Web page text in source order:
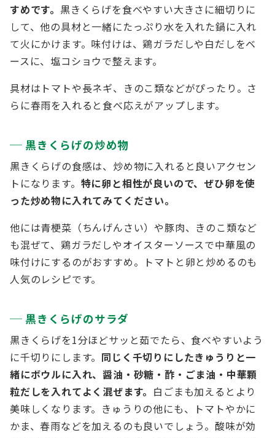
すめです。 黒きくらげを食べやすい大きさに細切りに
して、他の具材と一緒にたっぷり水を入れた鍋に入れ
て火にかけます。味付けは、鶏ガラだしや白だしをベ
ースに、塩コショウで整えます。
具材はトマトや長ネギ、きのこ類などがぴったり。さ
らに春雨を入れると食べ応えがアップします。
黒きくらげの炒め物
黒きくらげの食感は、炒め物に入れると良いアクセン
トになります。 特に卵と相性が良いので、ぜひ卵を使
った炒め物に入れてみてください。
他には青梗菜（ちんげんさい）や豚肉、きのこ類など
も混ぜて、鶏ガラだしやオイスターソースで中華風の
味付けにするのがおすすめ。トマトと卵と炒めるのも
人気のレシピです。
黒きくらげのサラダ
黒きくらげを1分ほどサッと茹でたら、食べやすいよう
に千切りにします。 同じく千切りにしたきゅうりと一
緒にボウルに入れ、醤油・砂糖・酢・ごま油・中華顆
粒だしを入れてよく混ぜます。 白ごまも加えるとより
美味しくなります。きゅうりの他にも、トマトやかに
かま、春雨などを加えるのも良いでしょう。酸味が効